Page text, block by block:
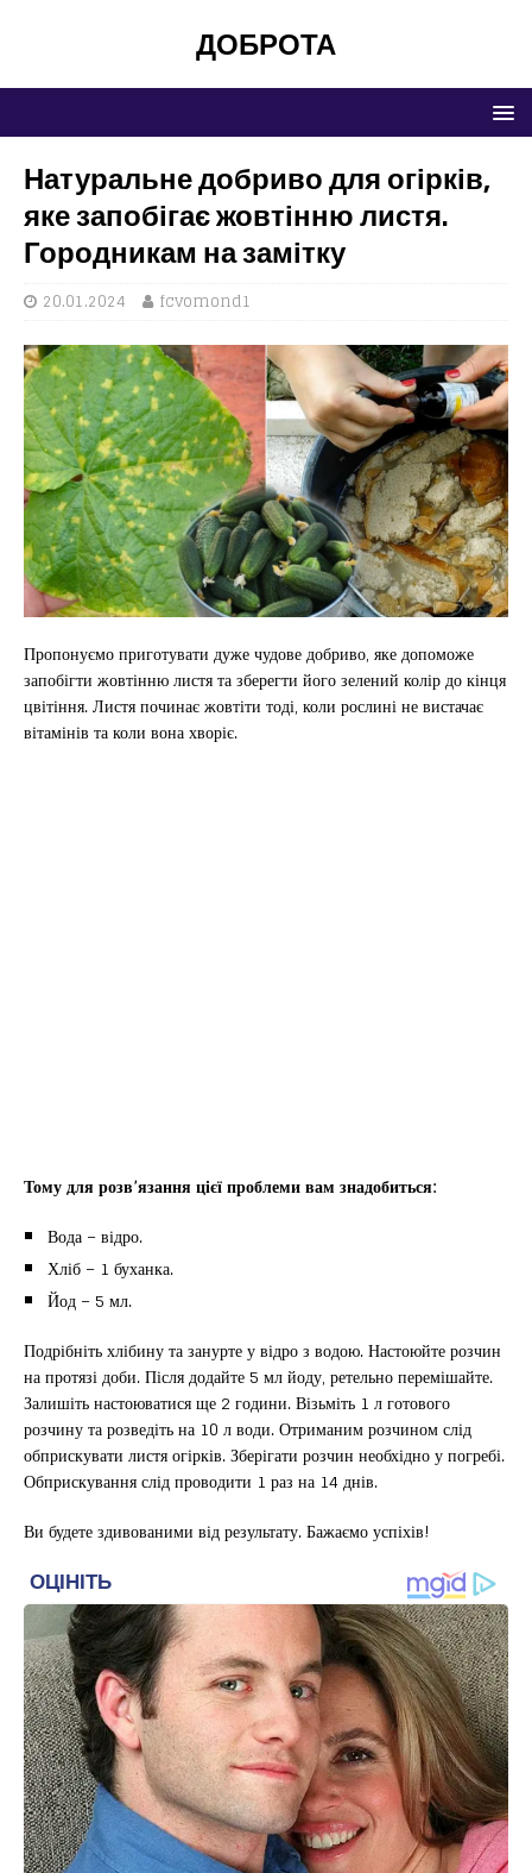
ДОБРОТА
Натуральне добриво для огірків,
яке запобігає жовтінню листя.
Городникам на замітку
20.01.2024 fcvomond1
Пропонуємо приготувати дуже чудове добриво, яке допоможе
запобігти жовтінню листя та зберегти його зелений колір до кінця
цвітіння. Листя починає жовтіти тоді, коли рослині не вистачає
вітамінів та коли вона хворіє.
Тому для розв’язання цієї проблеми вам знадобиться:
Вода – відро.
Хліб – 1 буханка.
Йод – 5 мл.
Подрібніть хлібину та занурте у відро з водою. Настоюйте розчин
на протязі доби. Після додайте 5 мл йоду, ретельно перемішайте.
Залишіть настоюватися ще 2 години. Візьміть 1 л готового
розчину та розведіть на 10 л води. Отриманим розчином слід
обприскувати листя огірків. Зберігати розчин необхідно у погребі.
Обприскування слід проводити 1 раз на 14 днів.
Ви будете здивованими від результату. Бажаємо успіхів!